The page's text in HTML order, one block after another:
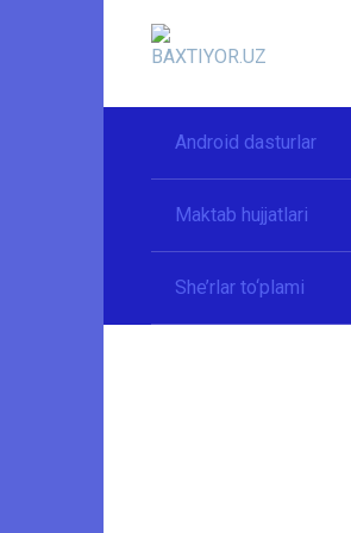
Android dasturlar
Maktab hujjatlari
She’rlar to‘plami